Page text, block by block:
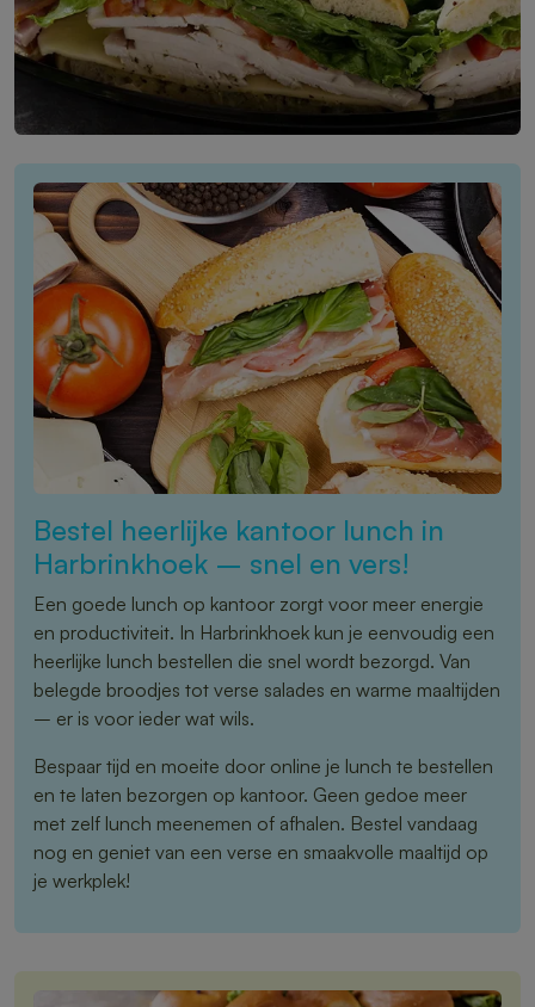
Bestel heerlijke kantoor lunch in
Harbrinkhoek – snel en vers!
Een goede lunch op kantoor zorgt voor meer energie
en productiviteit. In Harbrinkhoek kun je eenvoudig een
heerlijke lunch bestellen die snel wordt bezorgd. Van
belegde broodjes tot verse salades en warme maaltijden
– er is voor ieder wat wils.
Bespaar tijd en moeite door online je lunch te bestellen
en te laten bezorgen op kantoor. Geen gedoe meer
met zelf lunch meenemen of afhalen. Bestel vandaag
nog en geniet van een verse en smaakvolle maaltijd op
je werkplek!